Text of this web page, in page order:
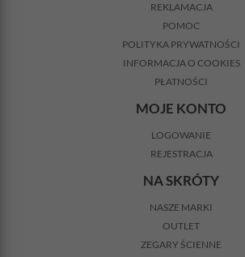
REKLAMACJA
POMOC
POLITYKA PRYWATNOŚCI
INFORMACJA O COOKIES
PŁATNOŚCI
MOJE KONTO
LOGOWANIE
REJESTRACJA
NA SKRÓTY
NASZE MARKI
OUTLET
ZEGARY ŚCIENNE